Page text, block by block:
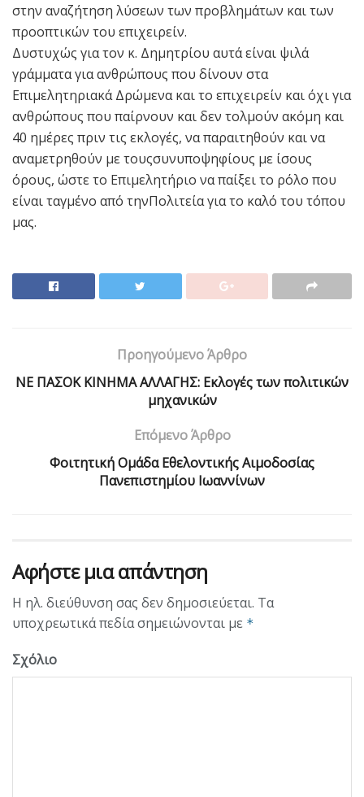
στην αναζήτηση λύσεων των προβλημάτων και των
προοπτικών του επιχειρείν.
Δυστυχώς για τον κ. Δημητρίου αυτά είναι ψιλά
γράμματα για ανθρώπους που δίνουν στα
Επιμελητηριακά Δρώμενα και το επιχειρείν και όχι για
ανθρώπους που παίρνουν και δεν τολμούν ακόμη και
40 ημέρες πριν τις εκλογές, να παραιτηθούν και να
αναμετρηθούν με τουςσυνυποψηφίους με ίσους
όρους, ώστε το Επιμελητήριο να παίξει το ρόλο που
είναι ταγμένο από τηνΠολιτεία για το καλό του τόπου
μας.
Προηγούμενο Άρθρο
ΝΕ ΠΑΣΟΚ ΚΙΝΗΜΑ ΑΛΛΑΓΗΣ: Eκλογές των πολιτικών
μηχανικών
Επόμενο Άρθρο
Φοιτητική Ομάδα Εθελοντικής Αιμοδοσίας
Πανεπιστημίου Ιωαννίνων
Αφήστε μια απάντηση
Η ηλ. διεύθυνση σας δεν δημοσιεύεται. Τα
υποχρεωτικά πεδία σημειώνονται με *
Σχόλιο